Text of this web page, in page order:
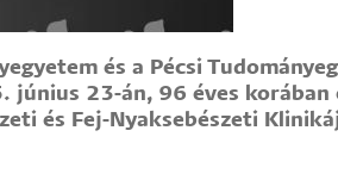
és a Pécsi
június 23-án, 96 éves
és Fej-Nyaksebészeti